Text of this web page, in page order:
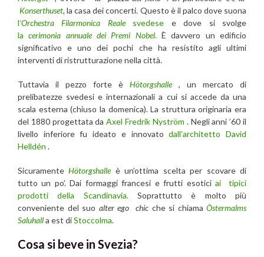
Konserthuset, la casa dei concerti. Questo è il palco dove suona
l’Orchestra Filarmonica Realesvedese e dove si svolge
la cerimonia annuale dei Premi Nobel.È davvero un edificio
significativo e uno dei pochi che ha resistito agli ultimi
interventi di ristrutturazione nella città.
Tuttavia il pezzo forte è Hötorgshalle, un mercato di
prelibatezze svedesi e internazionali a cui si accede da una
scala esterna (chiuso la domenica). La struttura originaria era
del 1880 progettata daAxel Fredrik Nyström . Negli anni ’60 il
livello inferiore fu ideato e innovatodall’architettoDavid
Helldén .
SicuramenteHötorgshalleè un’ottima scelta per scovare di
tutto un po’. Dai formaggi francesi e frutti esoticiai tipici
prodotti della Scandinavia.Soprattutto è molto più
conveniente del suo alter ego chic che si chiama Östermalms
Saluhalla est diStoccolma.
Cosa si beve in Svezia?